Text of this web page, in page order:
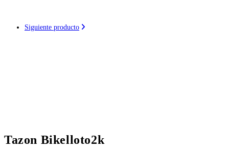
Siguiente producto
Tazon Bikelloto2k